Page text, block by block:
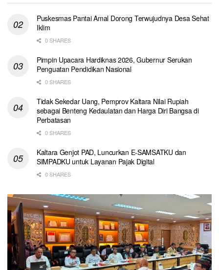
Puskesmas Pantai Amal Dorong Terwujudnya Desa Sehat
Iklim
0 SHARES
Pimpin Upacara Hardiknas 2026, Gubernur Serukan
Penguatan Pendidikan Nasional
0 SHARES
Tidak Sekedar Uang, Pemprov Kaltara Nilai Rupiah
sebagai Benteng Kedaulatan dan Harga Diri Bangsa di
Perbatasan
0 SHARES
Kaltara Genjot PAD, Luncurkan E-SAMSATKU dan
SIMPADKU untuk Layanan Pajak Digital
0 SHARES